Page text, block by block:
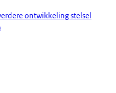
ontwikkeling stelsel